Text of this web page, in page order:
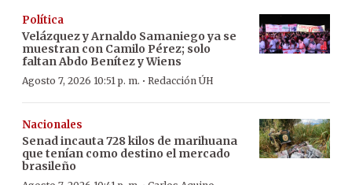
Política
Velázquez y Arnaldo Samaniego ya se
muestran con Camilo Pérez; solo
faltan Abdo Benítez y Wiens
Agosto 7, 2026 10:51 p. m. · Redacción ÚH
Nacionales
Senad incauta 728 kilos de marihuana
que tenían como destino el mercado
brasileño